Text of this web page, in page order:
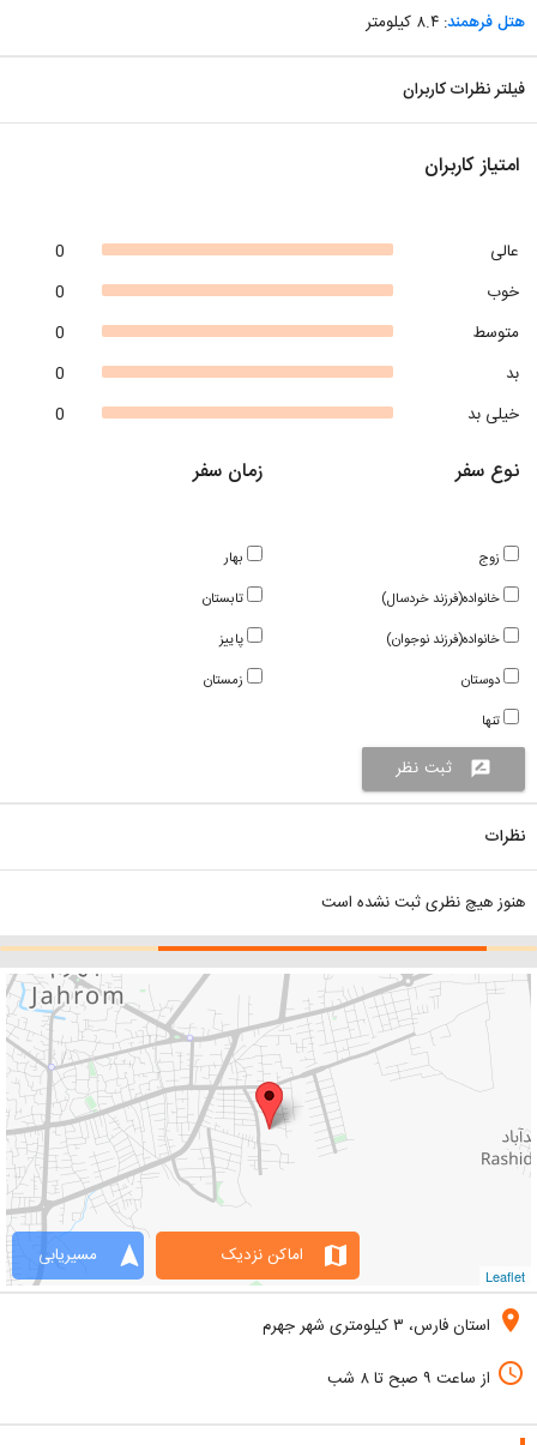
هتل فرهمند: ۸.۴ کیلومتر
فیلتر نظرات کاربران
امتیاز کاربران
0
عالی
0
خوب
0
متوسط
0
بد
0
خیلی بد
زمان سفر
بهار
تابستان
پاییز
زمستان
نوع سفر
زوج
خانواده(فرزند خردسال)
خانواده(فرزند نوجوان)
دوستان
تنها
rate_review ثبت نظر
نظرات
هنوز هیچ نظری ثبت نشده است
Leaflet
navigation مسیریابی map اماکن نزدیک
location_on استان فارس، ۳ کیلومتری شهر جهرم
access_time از ساعت ۹ صبح تا ۸ شب